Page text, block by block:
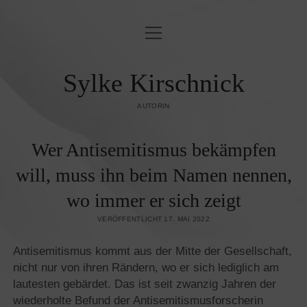
BLINDLINGS
ZEITGESCHEHEN
KONTAKT/IMPRESSUM
DATENSCHUTZ­
Menü
öffnen
Sylke Kirschnick
AUTORIN
Wer Antisemitismus bekämpfen
will, muss ihn beim Namen nennen,
wo immer er sich zeigt
VERÖFFENTLICHT 17. MAI 2022
Antisemitismus kommt aus der Mitte der Gesellschaft,
nicht nur von ihren Rändern, wo er sich lediglich am
lautesten gebärdet. Das ist seit zwanzig Jahren der
wiederholte Befund der Antisemitismusforscherin